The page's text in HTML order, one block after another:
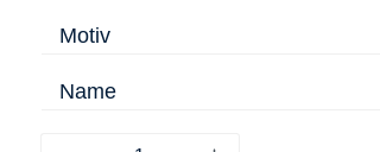
Motiv
Name